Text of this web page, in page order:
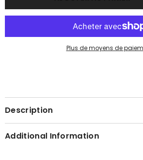
Plus de moyens de
Description
Additional Information